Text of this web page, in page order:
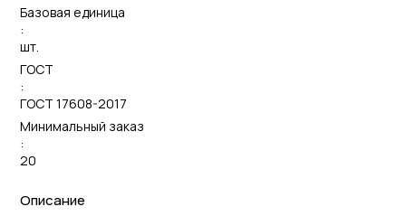
Базовая единица
:
шт.
ГОСТ
:
ГОСТ 17608-2017
Минимальный заказ
:
20
Описание